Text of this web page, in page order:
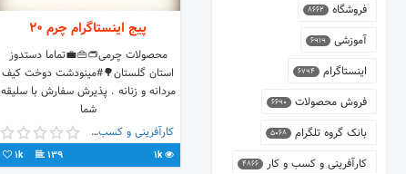
پیج اینستاگرام چرم 20
محصولات چرمی👝👜💼تماما دستدوز
استان گلستان🌳#مینودشت دوخت کیف
مردانه و زنانه . پذیرش سفارش با سلیقه
شما
کارآفرینی و کسب و کار
1k
139
1k
فروشگاه 8662
آموزشی 6919
اینستاگرام 6794
فروش محصولات 6690
بانک گروه تلگرام 5068
کارآفرینی و کسب و کار 4866